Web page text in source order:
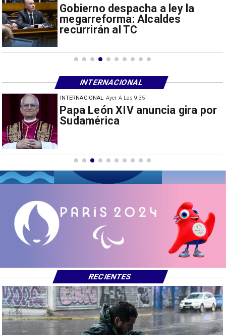
30/07/2026
Milei prohíbe ingreso de
extranjeros con mensajes de
INTERNACIONAL
Gobierno despacha a ley la
megarreforma: Alcaldes
recurrirán al TC
INTERNACIONAL
RECIENTES